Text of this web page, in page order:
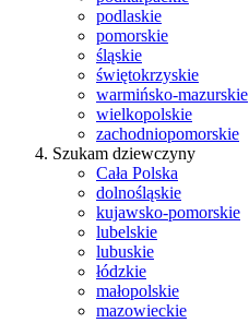
podlaskie
pomorskie
śląskie
świętokrzyskie
warmińsko-mazurskie
wielkopolskie
zachodniopomorskie
Szukam dziewczyny
Cała Polska
dolnośląskie
kujawsko-pomorskie
lubelskie
lubuskie
łódzkie
małopolskie
mazowieckie